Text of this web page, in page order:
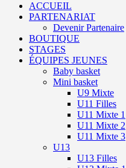
ACCUEIL
PARTENARIAT
Devenir Partenaire
BOUTIQUE
STAGES
ÉQUIPES JEUNES
Baby basket
Mini basket
U9 Mixte
U11 Filles
U11 Mixte 1
U11 Mixte 2
U11 Mixte 3
U13
U13 Filles